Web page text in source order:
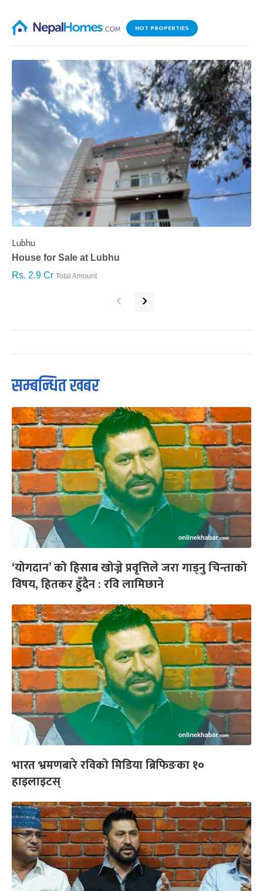
HOT PROPERTIES
Lubhu
House for Sale at Lubhu
Rs. 2.9 Cr Total Amount
‹ ›
सम्बन्धित खबर
‘योगदान’ को हिसाब खोज्ने प्रवृत्तिले जरा गाड्नु चिन्ताको
विषय, हितकर हुँदैन : रवि लामिछाने
भारत भ्रमणबारे रविको मिडिया ब्रिफिङका १०
हाइलाइटस्